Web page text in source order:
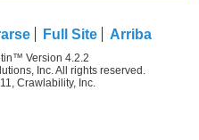
Full Site Arriba
Version 4.2.2
Inc. All rights reserved.
Crawlability, Inc.